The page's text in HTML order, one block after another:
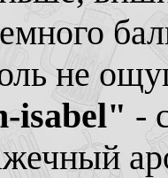
не
isabel" -